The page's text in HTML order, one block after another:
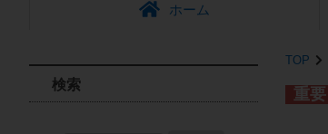
ホーム
TOP
重要
検索